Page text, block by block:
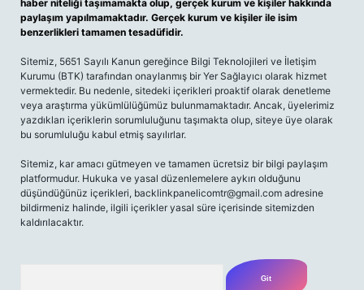
haber niteliği taşımamakta olup, gerçek kurum ve kişiler hakkında
paylaşım yapılmamaktadır. Gerçek kurum ve kişiler ile isim
benzerlikleri tamamen tesadüfidir.
Sitemiz, 5651 Sayılı Kanun gereğince Bilgi Teknolojileri ve İletişim
Kurumu (BTK) tarafından onaylanmış bir Yer Sağlayıcı olarak hizmet
vermektedir. Bu nedenle, sitedeki içerikleri proaktif olarak denetleme
veya araştırma yükümlülüğümüz bulunmamaktadır. Ancak, üyelerimiz
yazdıkları içeriklerin sorumluluğunu taşımakta olup, siteye üye olarak
bu sorumluluğu kabul etmiş sayılırlar.
Sitemiz, kar amacı gütmeyen ve tamamen ücretsiz bir bilgi paylaşım
platformudur. Hukuka ve yasal düzenlemelere aykırı olduğunu
düşündüğünüz içerikleri, backlinkpanelicomtr@gmail.com adresine
bildirmeniz halinde, ilgili içerikler yasal süre içerisinde sitemizden
kaldırılacaktır.